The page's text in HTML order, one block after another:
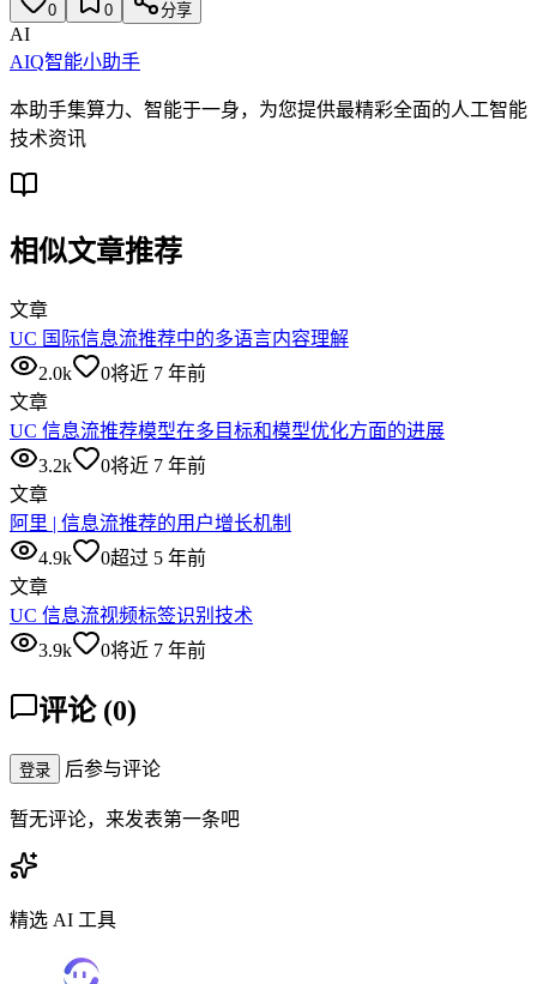
0 0 分享
AI
AIQ智能小助手
本助手集算力、智能于一身，为您提供最精彩全面的人工智能
技术资讯
相似文章推荐
文章
UC 国际信息流推荐中的多语言内容理解
2.0k
0将近 7 年前
文章
UC 信息流推荐模型在多目标和模型优化方面的进展
3.2k
0将近 7 年前
文章
阿里 | 信息流推荐的用户增长机制
4.9k
0超过 5 年前
文章
UC 信息流视频标签识别技术
3.9k
0将近 7 年前
评论 (0)
登录 后参与评论
暂无评论，来发表第一条吧
精选 AI 工具